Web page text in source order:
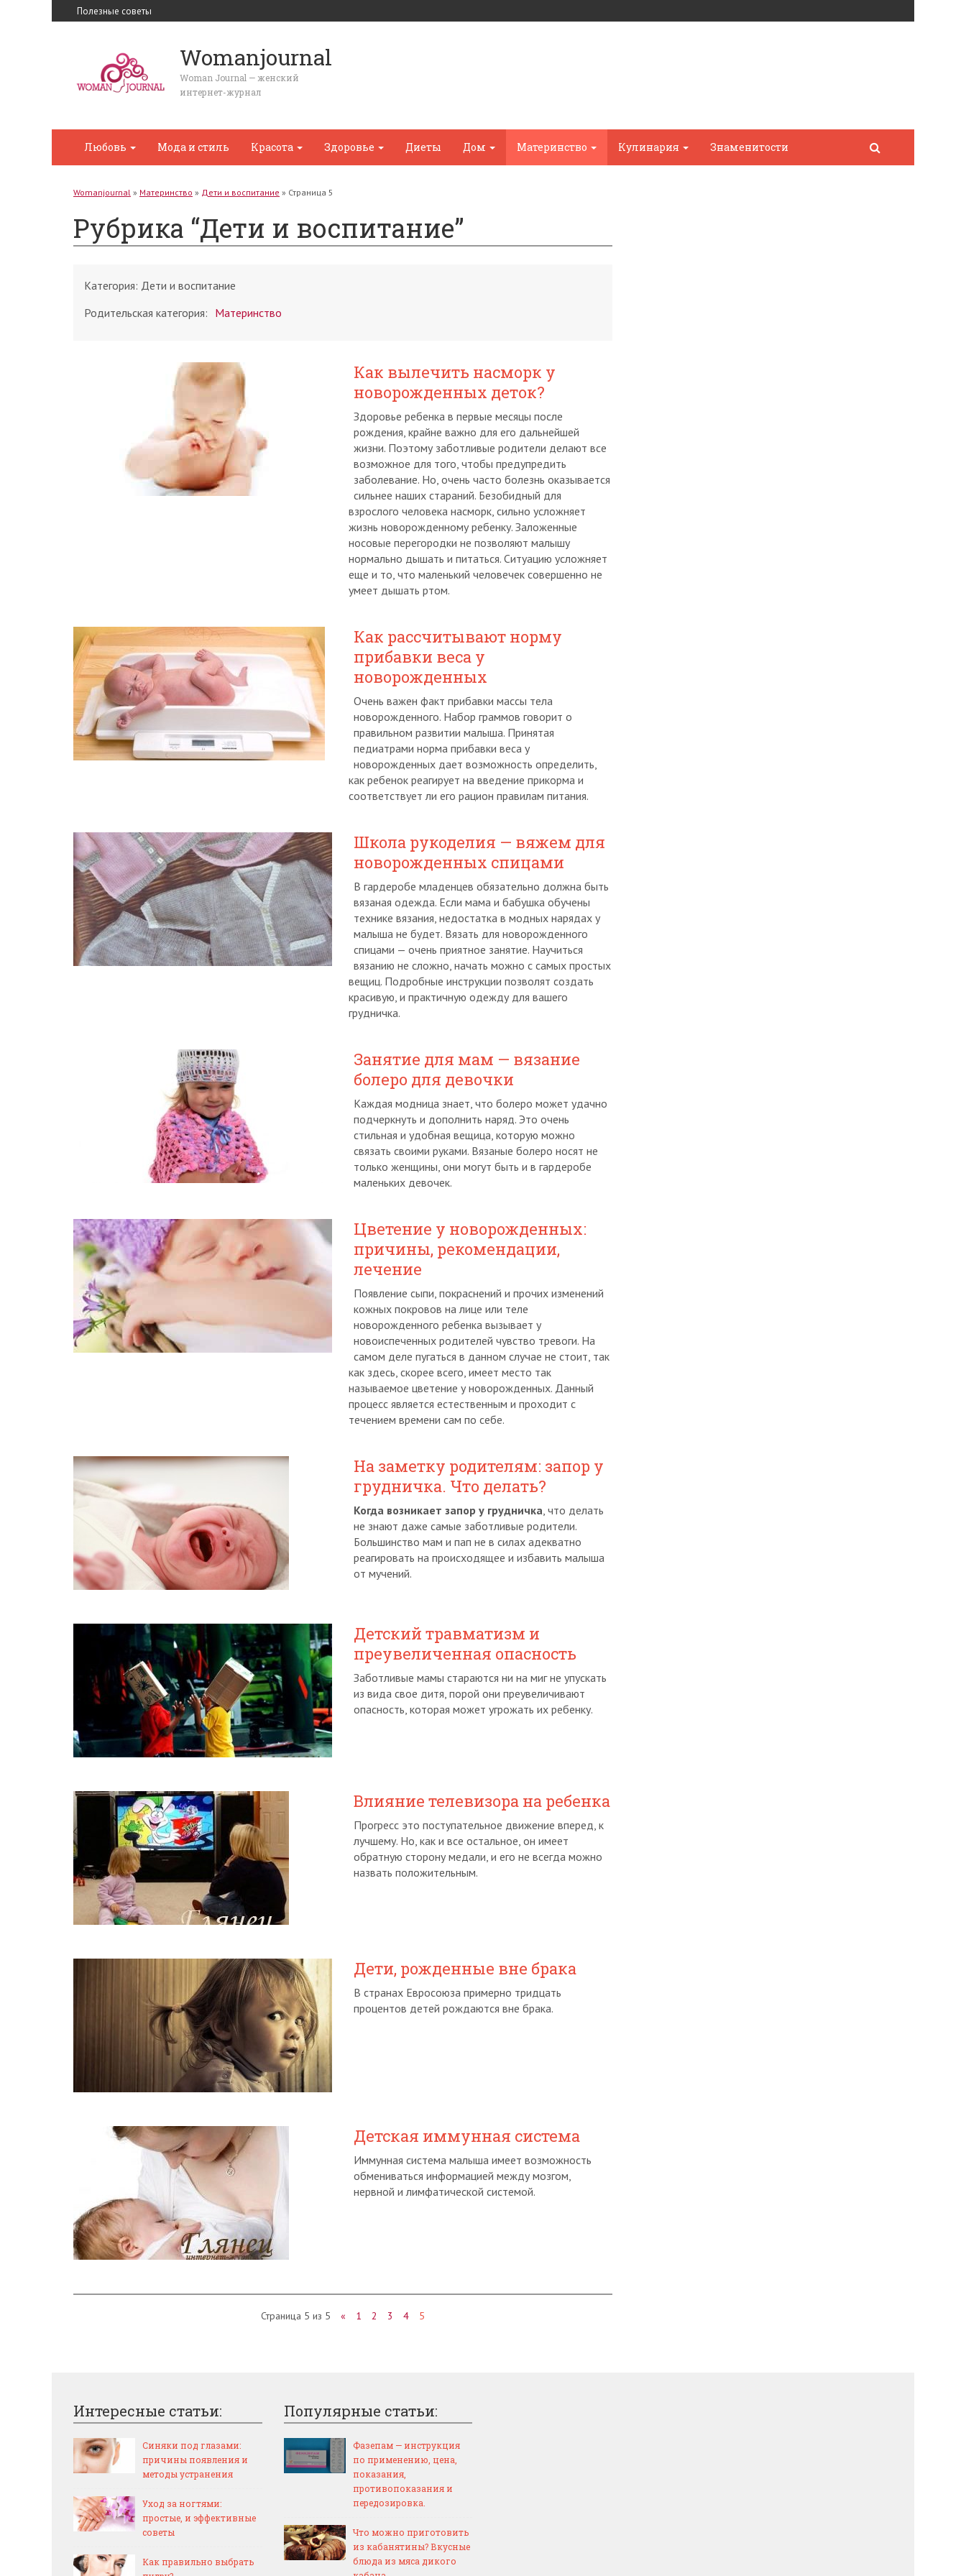
Полезные советы
Womanjournal
Woman Journal — женский
интернет-журнал
Любовь Мода и стиль Красота Здоровье Диеты Дом Материнство Кулинария Знаменитости
Womanjournal » Материнство » Дети и воспитание » Страница 5
Рубрика “Дети и воспитание”
Категория: Дети и воспитание
Родительская категория: Материнство
Как вылечить насморк у
новорожденных деток?
Здоровье ребенка в первые месяцы после
рождения, крайне важно для его дальнейшей
жизни. Поэтому заботливые родители делают все
возможное для того, чтобы предупредить
заболевание. Но, очень часто болезнь оказывается
сильнее наших стараний. Безобидный для
взрослого человека насморк, сильно усложняет
жизнь новорожденному ребенку. Заложенные
носовые перегородки не позволяют малышу
нормально дышать и питаться. Ситуацию усложняет
еще и то, что маленький человечек совершенно не
умеет дышать ртом.
Как рассчитывают норму
прибавки веса у
новорожденных
Очень важен факт прибавки массы тела
новорожденного. Набор граммов говорит о
правильном развитии малыша. Принятая
педиатрами норма прибавки веса у
новорожденных дает возможность определить,
как ребенок реагирует на введение прикорма и
соответствует ли его рацион правилам питания.
Школа рукоделия — вяжем для
новорожденных спицами
В гардеробе младенцев обязательно должна быть
вязаная одежда. Если мама и бабушка обучены
технике вязания, недостатка в модных нарядах у
малыша не будет. Вязать для новорожденного
спицами — очень приятное занятие. Научиться
вязанию не сложно, начать можно с самых простых
вещиц. Подробные инструкции позволят создать
красивую, и практичную одежду для вашего
грудничка.
Занятие для мам — вязание
болеро для девочки
Каждая модница знает, что болеро может удачно
подчеркнуть и дополнить наряд. Это очень
стильная и удобная вещица, которую можно
связать своими руками. Вязаные болеро носят не
только женщины, они могут быть и в гардеробе
маленьких девочек.
Цветение у новорожденных:
причины, рекомендации,
лечение
Появление сыпи, покраснений и прочих изменений
кожных покровов на лице или теле
новорожденного ребенка вызывает у
новоиспеченных родителей чувство тревоги. На
самом деле пугаться в данном случае не стоит, так
как здесь, скорее всего, имеет место так
называемое цветение у новорожденных. Данный
процесс является естественным и проходит с
течением времени сам по себе.
На заметку родителям: запор у
грудничка. Что делать?
Когда возникает запор у грудничка, что делать
не знают даже самые заботливые родители.
Большинство мам и пап не в силах адекватно
реагировать на происходящее и избавить малыша
от мучений.
Детский травматизм и
преувеличенная опасность
Заботливые мамы стараются ни на миг не упускать
из вида свое дитя, порой они преувеличивают
опасность, которая может угрожать их ребенку.
Влияние телевизора на ребенка
Прогресс это поступательное движение вперед, к
лучшему. Но, как и все остальное, он имеет
обратную сторону медали, и его не всегда можно
назвать положительным.
Дети, рожденные вне брака
В странах Евросоюза примерно тридцать
процентов детей рождаются вне брака.
Детская иммунная система
Иммунная система малыша имеет возможность
обмениваться информацией между мозгом,
нервной и лимфатической системой.
Страница 5 из 5 « 1 2 3 4 5
Интересные статьи:
Синяки под глазами:
причины появления и
методы устранения
Уход за ногтями:
простые, и эффективные
советы
Как правильно выбрать
Популярные статьи:
Фазепам — инструкция
по применению, цена,
показания,
противопоказания и
передозировка.
Что можно приготовить
из кабанятины? Вкусные
блюда из мяса дикого